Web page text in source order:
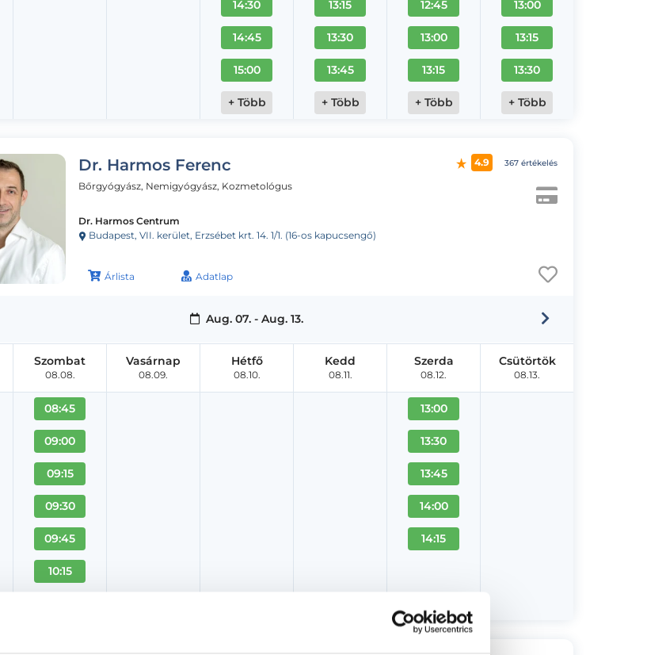
14:30
14:45
15:00
+ Több
13:15
13:30
13:45
+ Több
12:45
13:00
13:15
+ Több
13:00
13:15
13:30
+ Több
Dr. Harmos Ferenc
Bőrgyógyász, Nemigyógyász, Kozmetológus
Dr. Harmos Centrum
Budapest, VII. kerület, Erzsébet krt. 14. 1/1. (16-os kapucsengő)
Árlista Adatlap
4.9 367 értékelés
Aug. 07. - Aug. 13.
Szombat
08.08.
08:45
09:00
09:15
09:30
09:45
10:15
Vasárnap
08.09.
Hétfő
08.10.
Kedd
08.11.
Szerda
08.12.
13:00
13:30
13:45
14:00
14:15
Csütörtök
08.13.